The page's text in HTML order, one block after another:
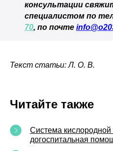
консультации
специалистом по
70, по почте
Текст статьи: Л. О. В.
Читайте также
Система кислородной
догоспитальная